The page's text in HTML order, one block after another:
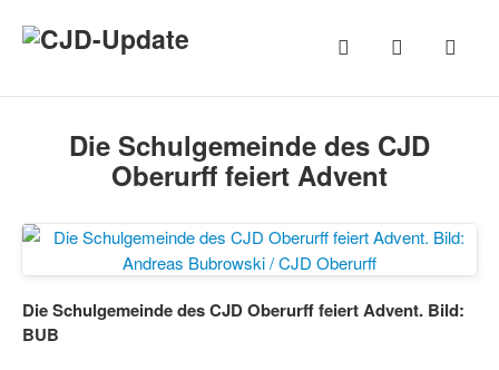
Die Schulgemeinde des CJD
Oberurff feiert Advent
Die Schulgemeinde des CJD Oberurff feiert Advent. Bild:
BUB